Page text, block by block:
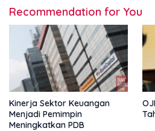
Recommendation for You
Kinerja Sektor Keuangan
Menjadi Pemimpin
Meningkatkan PDB